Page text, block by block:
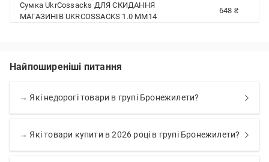
Сумка UkrCossacks ДЛЯ СКИДАННЯ
МАГАЗИНІВ UKRCOSSACKS 1.0 ММ14
648 ₴
Найпоширеніші питання
→ Які недорогі товари в групі Бронежилети?
→ Які товари купити в 2026 році в групі Бронежилети?